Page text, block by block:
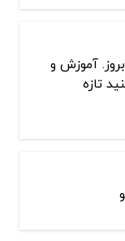
آموزش و
تازه